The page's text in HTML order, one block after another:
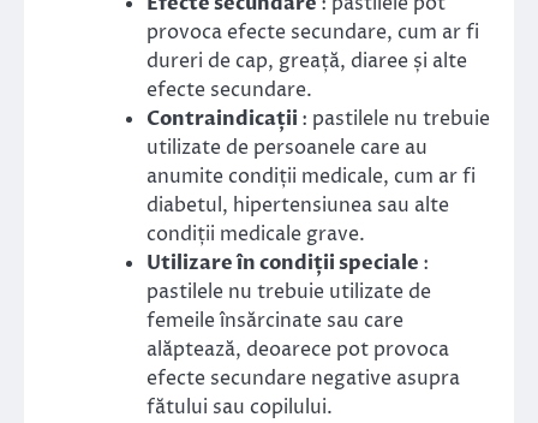
provoca efecte secundare, cum ar fi
dureri de cap, greață, diaree și alte
efecte secundare.
Contraindicații : pastilele nu trebuie
utilizate de persoanele care au
anumite condiții medicale, cum ar fi
diabetul, hipertensiunea sau alte
condiții medicale grave.
Utilizare în condiții speciale :
pastilele nu trebuie utilizate de
femeile însărcinate sau care
alăptează, deoarece pot provoca
efecte secundare negative asupra
fătului sau copilului.